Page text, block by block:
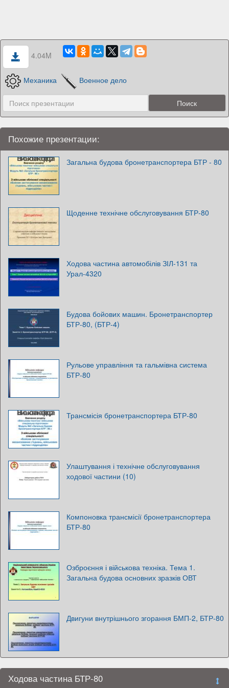
4.04M
Механика Военное дело
Похожие презентации:
Загальна будова бронетранспортера БТР - 80
Щоденне технічне обслуговування БТР-80
Ходова частина автомобілів ЗІЛ-131 та
Урал-4320
Будова бойових машин. Бронетранспортер
БТР-80, (БТР-4)
Рульове управління та гальмівна система
БТР-80
Трансмісія бронетранспортера БТР-80
Улаштування і технічне обслуговування
ходової частини (10)
Компоновка трансмісії бронетранспортера
БТР-80
Озброєння і військова техніка. Тема 1.
Загальна будова основних зразків ОВТ
Двигуни внутрішнього згорання БМП-2, БТР-80
Ходова частина БТР-80